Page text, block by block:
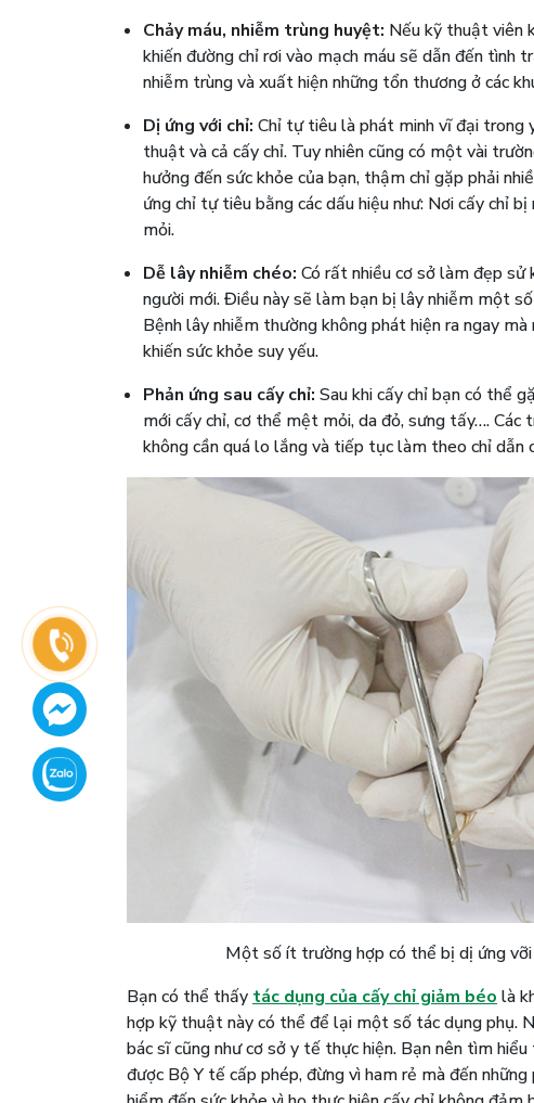
Chảy máu, nhiễm trùng huyệt: Nếu kỹ thuật viên
khiến đường chỉ rơi vào mạch máu sẽ dẫn đến tình
nhiễm trùng và xuất hiện những tổn thương ở các
Dị ứng với chỉ: Chỉ tự tiêu là phát minh vĩ đại trong
thuật và cả cấy chỉ. Tuy nhiên cũng có một vài
hưởng đến sức khỏe của bạn, thậm chỉ gặp phải
ứng chỉ tự tiêu bằng các dấu hiệu như: Nơi cấy chỉ
mỏi.
Dễ lây nhiễm chéo: Có rất nhiều cơ sở làm đẹp sử
người mới. Điều này sẽ làm bạn bị lây nhiễm một
Bệnh lây nhiễm thường không phát hiện ra ngay
khiến sức khỏe suy yếu.
Phản ứng sau cấy chỉ: Sau khi cấy chỉ bạn có thể
mới cấy chỉ, cơ thể mệt mỏi, da đỏ, sưng tấy….
không cần quá lo lắng và tiếp tục làm theo chỉ dẫn
Một số ít trường hợp có thể bị dị ứng
Bạn có thể thấy tác dụng của cấy chỉ giảm béo là
hợp kỹ thuật này có thể để lại một số tác dụng phụ.
bác sĩ cũng như cơ sở y tế thực hiện. Bạn nên tìm
được Bộ Y tế cấp phép, đừng vì ham rẻ mà đến